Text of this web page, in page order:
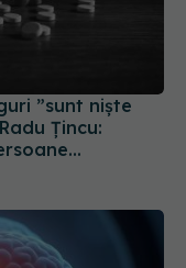
Țincu: